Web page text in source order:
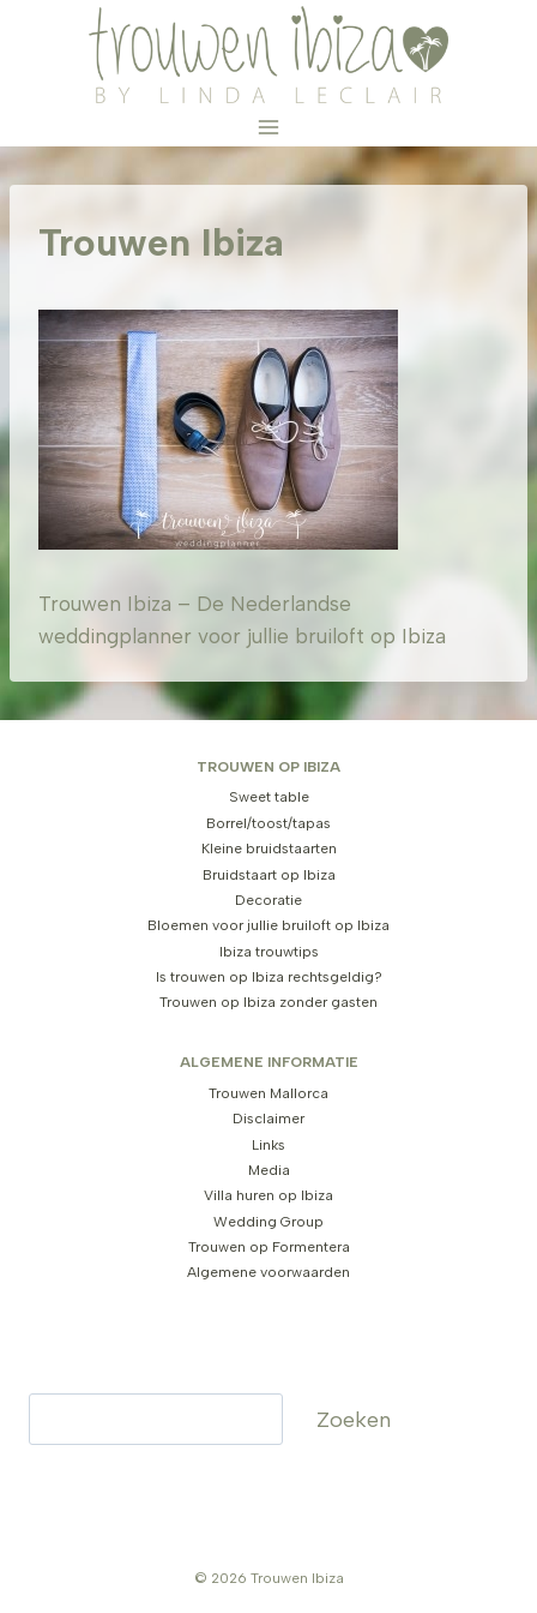
Trouwen Ibiza
Trouwen Ibiza – De Nederlandse
weddingplanner voor jullie bruiloft op Ibiza
TROUWEN OP IBIZA
Sweet table
Borrel/toost/tapas
Kleine bruidstaarten
Bruidstaart op Ibiza
Decoratie
Bloemen voor jullie bruiloft op Ibiza
Ibiza trouwtips
Is trouwen op Ibiza rechtsgeldig?
Trouwen op Ibiza zonder gasten
ALGEMENE INFORMATIE
Trouwen Mallorca
Disclaimer
Links
Media
Villa huren op Ibiza
Wedding Group
Trouwen op Formentera
Algemene voorwaarden
Zoeken
© 2026 Trouwen Ibiza